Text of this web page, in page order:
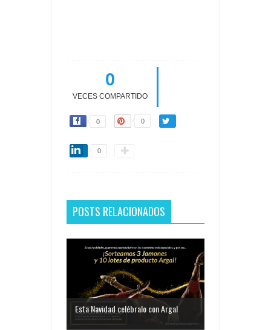
0
VECES COMPARTIDO
0 0
0
POSTS RELACIONADOS
Esta Navidad celébralo con Argal